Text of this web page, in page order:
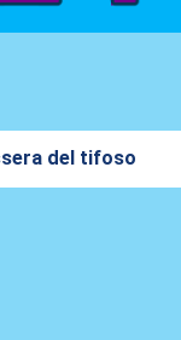
del tifoso